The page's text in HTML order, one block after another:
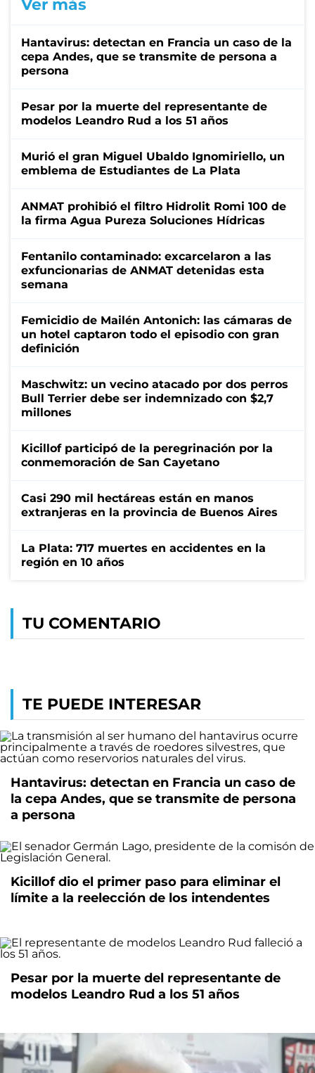
Ver más
Hantavirus: detectan en Francia un caso de la
cepa Andes, que se transmite de persona a
persona
Pesar por la muerte del representante de
modelos Leandro Rud a los 51 años
Murió el gran Miguel Ubaldo Ignomiriello, un
emblema de Estudiantes de La Plata
ANMAT prohibió el filtro Hidrolit Romi 100 de
la firma Agua Pureza Soluciones Hídricas
Fentanilo contaminado: excarcelaron a las
exfuncionarias de ANMAT detenidas esta
semana
Femicidio de Mailén Antonich: las cámaras de
un hotel captaron todo el episodio con gran
definición
Maschwitz: un vecino atacado por dos perros
Bull Terrier debe ser indemnizado con $2,7
millones
Kicillof participó de la peregrinación por la
conmemoración de San Cayetano
Casi 290 mil hectáreas están en manos
extranjeras en la provincia de Buenos Aires
La Plata: 717 muertes en accidentes en la
región en 10 años
TU COMENTARIO
TE PUEDE INTERESAR
Hantavirus: detectan en Francia un caso de
la cepa Andes, que se transmite de persona
a persona
Kicillof dio el primer paso para eliminar el
límite a la reelección de los intendentes
Pesar por la muerte del representante de
modelos Leandro Rud a los 51 años